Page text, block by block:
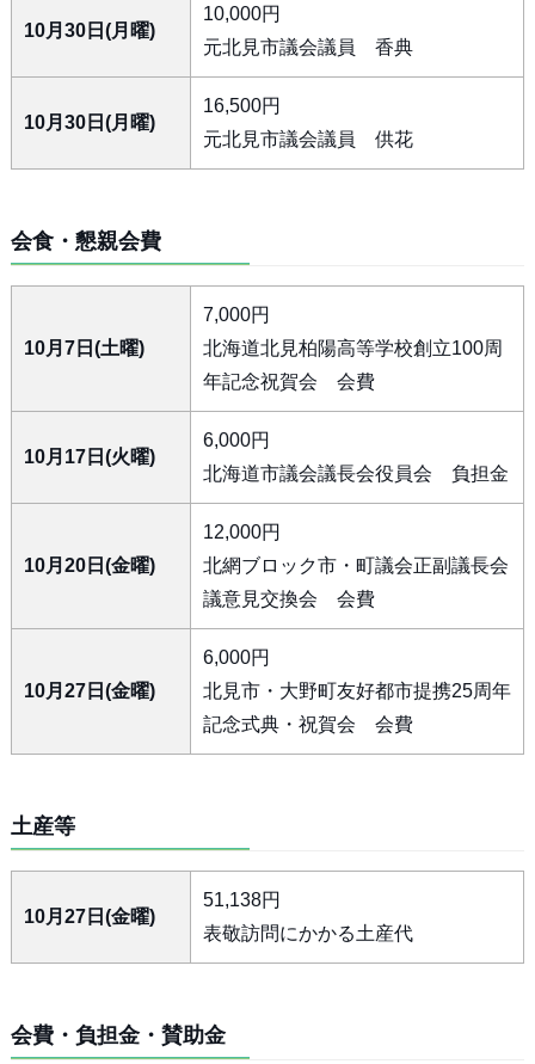
10月30日(月曜)
10,000円
元北見市議会議員 香典
10月30日(月曜)
16,500円
元北見市議会議員 供花
会食・懇親会費
10月7日(土曜)
7,000円
北海道北見柏陽高等学校創立100周
年記念祝賀会 会費
10月17日(火曜)
6,000円
北海道市議会議長会役員会 負担金
10月20日(金曜)
12,000円
北網ブロック市・町議会正副議長会
議意見交換会 会費
10月27日(金曜)
6,000円
北見市・大野町友好都市提携25周年
記念式典・祝賀会 会費
土産等
10月27日(金曜)
51,138円
表敬訪問にかかる土産代
会費・負担金・賛助金